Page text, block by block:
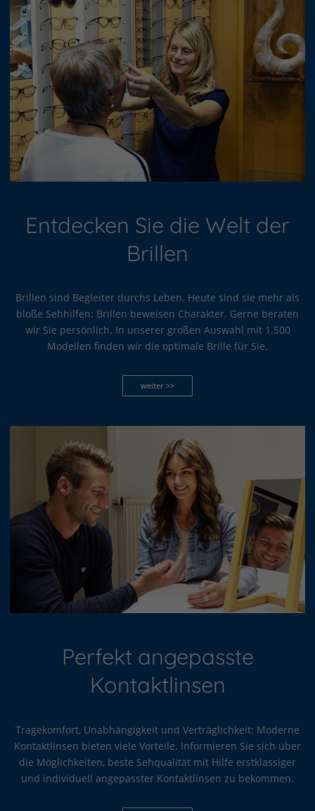
Entdecken Sie die Welt der
Brillen
Brillen sind Begleiter durchs Leben. Heute sind sie mehr als
bloße Sehhilfen: Brillen beweisen Charakter. Gerne beraten
wir Sie persönlich. In unserer großen Auswahl mit 1.500
Modellen finden wir die optimale Brille für Sie.
weiter >>
Perfekt angepasste
Kontaktlinsen
Tragekomfort, Unabhängigkeit und Verträglichkeit: Moderne
Kontaktlinsen bieten viele Vorteile. Informieren Sie sich über
die Möglichkeiten, beste Sehqualität mit Hilfe erstklassiger
und individuell angepasster Kontaktlinsen zu bekommen.